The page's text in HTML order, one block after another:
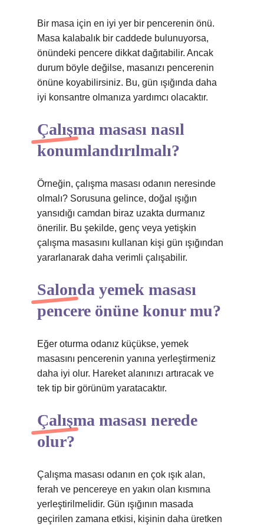
Bir masa için en iyi yer bir pencerenin önü.
Masa kalabalık bir caddede bulunuyorsa,
önündeki pencere dikkat dağıtabilir. Ancak
durum böyle değilse, masanızı pencerenin
önüne koyabilirsiniz. Bu, gün ışığında daha
iyi konsantre olmanıza yardımcı olacaktır.
Çalışma masası nasıl
konumlandırılmalı?
Örneğin, çalışma masası odanın neresinde
olmalı? Sorusuna gelince, doğal ışığın
yansıdığı camdan biraz uzakta durmanız
önerilir. Bu şekilde, genç veya yetişkin
çalışma masasını kullanan kişi gün ışığından
yararlanarak daha verimli çalışabilir.
Salonda yemek masası
pencere önüne konur mu?
Eğer oturma odanız küçükse, yemek
masasını pencerenin yanına yerleştirmeniz
daha iyi olur. Hareket alanınızı artıracak ve
tek tip bir görünüm yaratacaktır.
Çalışma masası nerede
olur?
Çalışma masası odanın en çok ışık alan,
ferah ve pencereye en yakın olan kısmına
yerleştirilmelidir. Gün ışığının masada
geçirilen zamana etkisi, kişinin daha üretken